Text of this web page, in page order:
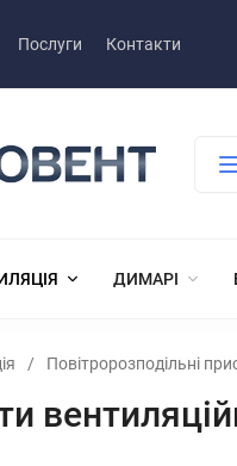
Послуги Контакти
ДИМАРІ
/ Повітророзподільні